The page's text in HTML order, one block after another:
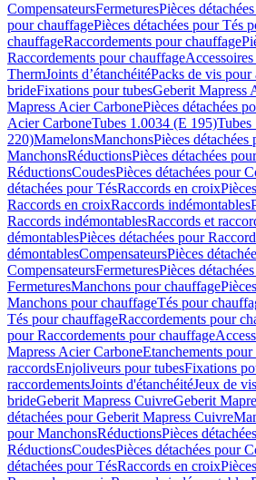
CompensateursFermeturesPièces
pour chauffagePièces détachées pour Tés
chauffageRaccordements pour chauffage
Raccordements pour chauffage
ThermJoints d’étanchéitéPacks de vis pour
brideFixations pour tubesGeberit Mapress
Mapress Acier CarbonePièces détachées
Acier CarboneTubes 1.0034 (E 195)Tubes
220)MamelonsManchonsPièces détachées
ManchonsRéductionsPièces détachées pour
RéductionsCoudesPièces détachées pour
détachées pour TésRaccords en croix
Raccords en croixRaccords indémontables
Raccords indémontablesRaccords et
démontablesPièces détachées pour
démontablesCompensateursPièces
CompensateursFermeturesPièces
FermeturesManchons pour chauffage
Manchons pour chauffageTés pour
Tés pour chauffageRaccordements pour
pour Raccordements pour chauffage
Mapress Acier CarboneEtanchements pour
raccordsEnjoliveurs pour tubesFixations
raccordementsJoints d'étanchéitéJeux de
brideGeberit Mapress CuivreGeberit
détachées pour Geberit Mapress Cuivre
pour ManchonsRéductionsPièces
RéductionsCoudesPièces détachées pour
détachées pour TésRaccords en croix